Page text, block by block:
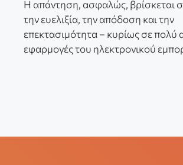
Η απάντηση, ασφαλώς, βρίσκεται
την ευελιξία, την απόδοση και την
επεκτασιμότητα – κυρίως σε πολύ
εφαρμογές του ηλεκτρονικού